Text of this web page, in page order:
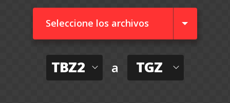
Seleccione los archivos
TBZ2 a TGZ